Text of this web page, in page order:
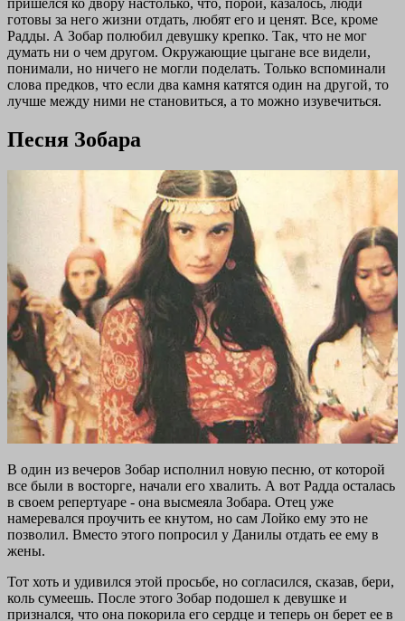
готовы за него жизни отдать, любят его и ценят. Все, кроме
Радды. А Зобар полюбил девушку крепко. Так, что не мог
думать ни о чем другом. Окружающие цыгане все видели,
понимали, но ничего не могли поделать. Только вспоминали
слова предков, что если два камня катятся один на другой, то
лучше между ними не становиться, а то можно изувечиться.
Песня Зобара
В один из вечеров Зобар исполнил новую песню, от которой
все были в восторге, начали его хвалить. А вот Радда осталась
в своем репертуаре - она высмеяла Зобара. Отец уже
намеревался проучить ее кнутом, но сам Лойко ему это не
позволил. Вместо этого попросил у Данилы отдать ее ему в
жены.
Тот хоть и удивился этой просьбе, но согласился, сказав, бери,
коль сумеешь. После этого Зобар подошел к девушке и
признался, что она покорила его сердце и теперь он берет ее в